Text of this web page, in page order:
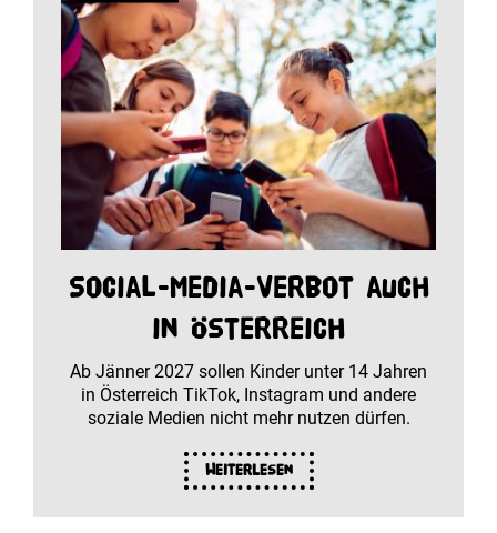
Social-Media-Verbot auch
in Österreich
Ab Jänner 2027 sollen Kinder unter 14 Jahren
in Österreich TikTok, Instagram und andere
soziale Medien nicht mehr nutzen dürfen.
Weiterlesen